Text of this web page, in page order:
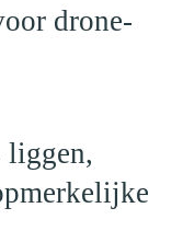
drone-
liggen,